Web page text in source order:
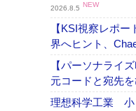
2026.8.5 NEW
【KSI視察レポ
界へヒント、
【パーソナライ
元コードと宛先
理想科学工業 小